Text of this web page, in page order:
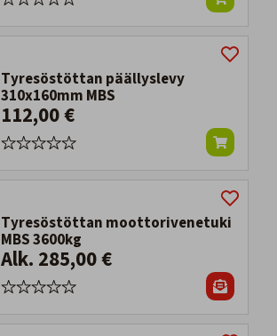
Tyresöstöttan päällyslevy
310x160mm MBS
112,00 €
Tyresöstöttan moottorivenetuki
MBS 3600kg
Alk. 285,00 €